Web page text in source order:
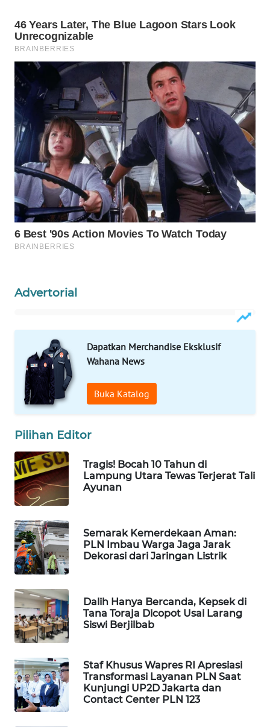
Advertorial
Dapatkan Merchandise Eksklusif
Wahana News
Buka Katalog
Pilihan Editor
Tragis! Bocah 10 Tahun di
Lampung Utara Tewas Terjerat Tali
Ayunan
Semarak Kemerdekaan Aman:
PLN Imbau Warga Jaga Jarak
Dekorasi dari Jaringan Listrik
Dalih Hanya Bercanda, Kepsek di
Tana Toraja Dicopot Usai Larang
Siswi Berjilbab
Staf Khusus Wapres RI Apresiasi
Transformasi Layanan PLN Saat
Kunjungi UP2D Jakarta dan
Contact Center PLN 123
WAHANA
TANI
WAHANA
ADVOKAT
WAHANA
INFRASTRUKTUR
WAHANA
KONSUMEN
WAHANA
LISTRIK
WAHANA
WAHANA
WAHANANEWS
ID
WAHANANEWS
CO ID
WAHANANEWS
NET
WAHANA
SPORT
UMKM
WAHANA
SELEB
WAHANA
PERSONA
OTOMOTIF
WAHANA
HEALTH